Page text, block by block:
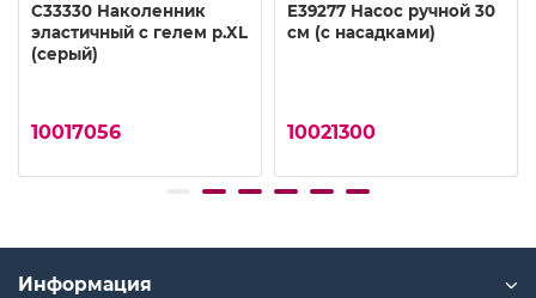
C33330 Наколенник
эластичный с гелем р.XL
(серый)
10017056
E39277 Насос ручной 30
см (с насадками)
10021300
Информация